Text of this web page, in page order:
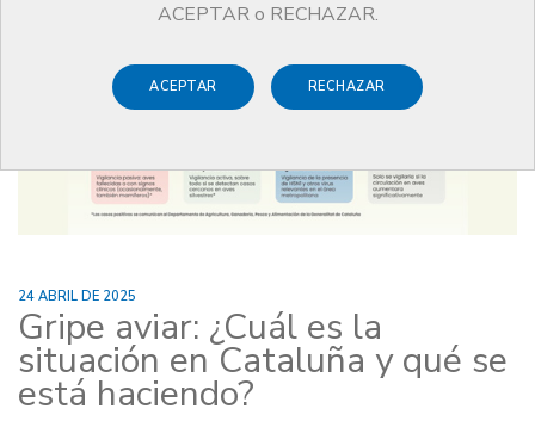
ACEPTAR o RECHAZAR.
ACEPTAR RECHAZAR
24 ABRIL DE 2025
Gripe aviar: ¿Cuál es la
situación en Cataluña y qué se
está haciendo?